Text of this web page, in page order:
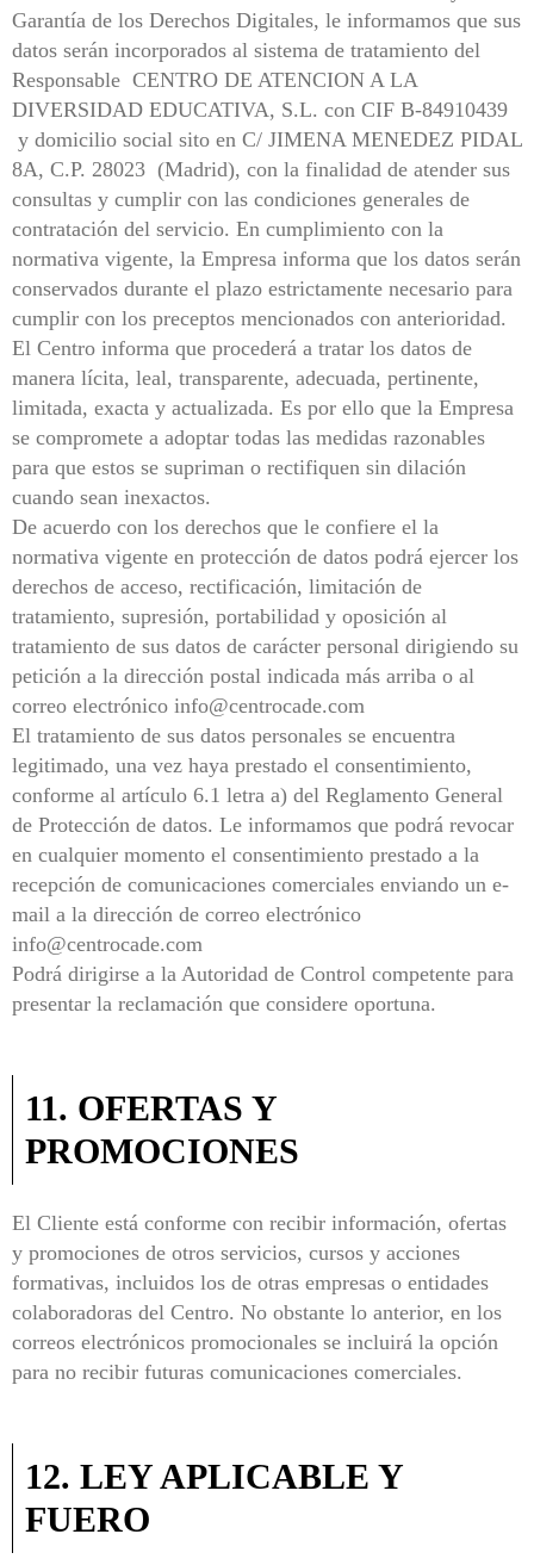
Garantía de los Derechos Digitales, le informamos que sus
datos serán incorporados al sistema de tratamiento del
Responsable CENTRO DE ATENCION A LA
DIVERSIDAD EDUCATIVA, S.L. con CIF B-84910439
y domicilio social sito en C/ JIMENA MENEDEZ PIDAL
8A, C.P. 28023 (Madrid), con la finalidad de atender sus
consultas y cumplir con las condiciones generales de
contratación del servicio. En cumplimiento con la
normativa vigente, la Empresa informa que los datos serán
conservados durante el plazo estrictamente necesario para
cumplir con los preceptos mencionados con anterioridad.
El Centro informa que procederá a tratar los datos de
manera lícita, leal, transparente, adecuada, pertinente,
limitada, exacta y actualizada. Es por ello que la Empresa
se compromete a adoptar todas las medidas razonables
para que estos se supriman o rectifiquen sin dilación
cuando sean inexactos.
De acuerdo con los derechos que le confiere el la
normativa vigente en protección de datos podrá ejercer los
derechos de acceso, rectificación, limitación de
tratamiento, supresión, portabilidad y oposición al
tratamiento de sus datos de carácter personal dirigiendo su
petición a la dirección postal indicada más arriba o al
correo electrónico info@centrocade.com
El tratamiento de sus datos personales se encuentra
legitimado, una vez haya prestado el consentimiento,
conforme al artículo 6.1 letra a) del Reglamento General
de Protección de datos. Le informamos que podrá revocar
en cualquier momento el consentimiento prestado a la
recepción de comunicaciones comerciales enviando un e-
mail a la dirección de correo electrónico
info@centrocade.com
Podrá dirigirse a la Autoridad de Control competente para
presentar la reclamación que considere oportuna.
11. OFERTAS Y
PROMOCIONES
El Cliente está conforme con recibir información, ofertas
y promociones de otros servicios, cursos y acciones
formativas, incluidos los de otras empresas o entidades
colaboradoras del Centro. No obstante lo anterior, en los
correos electrónicos promocionales se incluirá la opción
para no recibir futuras comunicaciones comerciales.
12. LEY APLICABLE Y
FUERO